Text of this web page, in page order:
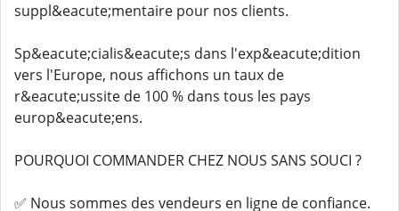
suppl&eacute;mentaire pour nos clients.
Sp&eacute;cialis&eacute;s dans l'exp&eacute;dition
vers l'Europe, nous affichons un taux de
r&eacute;ussite de 100 % dans tous les pays
europ&eacute;ens.
POURQUOI COMMANDER CHEZ NOUS SANS SOUCI ?
✅ Nous sommes des vendeurs en ligne de confiance.